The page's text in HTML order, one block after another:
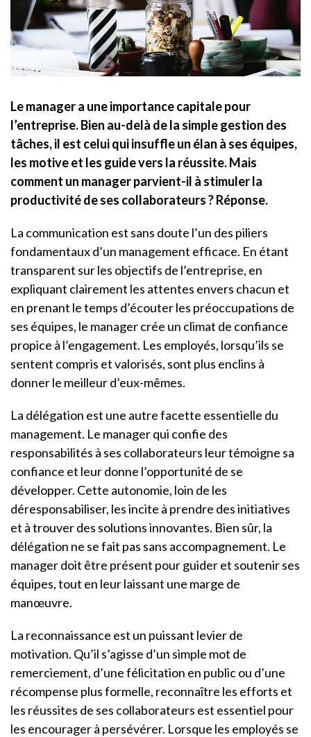
Le manager a une importance capitale pour
l’entreprise. Bien au-delà de la simple gestion des
tâches, il est celui qui insuffle un élan à ses équipes,
les motive et les guide vers la réussite. Mais
comment un manager parvient-il à stimuler la
productivité de ses collaborateurs ? Réponse.
La communication est sans doute l’un des piliers
fondamentaux d’un management efficace. En étant
transparent sur les objectifs de l’entreprise, en
expliquant clairement les attentes envers chacun et
en prenant le temps d’écouter les préoccupations de
ses équipes, le manager crée un climat de confiance
propice à l’engagement. Les employés, lorsqu’ils se
sentent compris et valorisés, sont plus enclins à
donner le meilleur d’eux-mêmes.
La délégation est une autre facette essentielle du
management. Le manager qui confie des
responsabilités à ses collaborateurs leur témoigne sa
confiance et leur donne l’opportunité de se
développer. Cette autonomie, loin de les
déresponsabiliser, les incite à prendre des initiatives
et à trouver des solutions innovantes. Bien sûr, la
délégation ne se fait pas sans accompagnement. Le
manager doit être présent pour guider et soutenir ses
équipes, tout en leur laissant une marge de
manœuvre.
La reconnaissance est un puissant levier de
motivation. Qu’il s’agisse d’un simple mot de
remerciement, d’une félicitation en public ou d’une
récompense plus formelle, reconnaître les efforts et
les réussites de ses collaborateurs est essentiel pour
les encourager à persévérer. Lorsque les employés se